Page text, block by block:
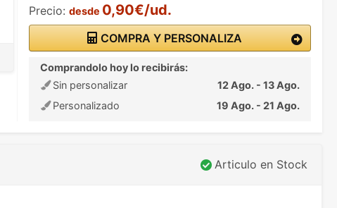
Precio: desde 0,90€/ud.
COMPRA Y PERSONALIZA
Comprandolo hoy lo recibirás:
Sin personalizar
12 Ago. - 13 Ago.
Personalizado
19 Ago. - 21 Ago.
Articulo en Stock